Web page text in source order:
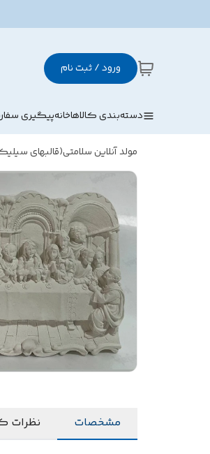
ورود / ثبت نام
دسته‌بندی کالاهاخانهپیگیری
مولد آنلاین سلامتی(قالبهای
مشخصات نظرات